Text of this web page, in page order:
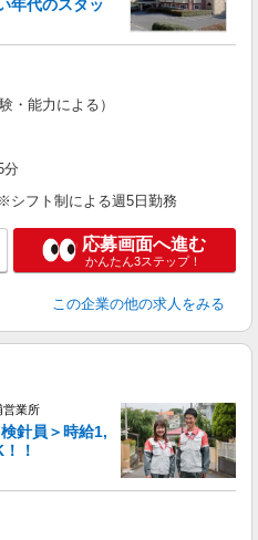
代のスタッ
・能力による）
分
シフト制による週5日勤務
応募画面へ進む
かんたん3ステップ！
この企業の他の求人をみる
業所
針員＞時給1,
！